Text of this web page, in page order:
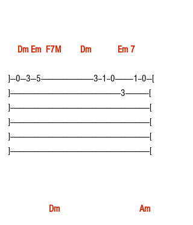
  Dm Em  F7M        Dm           Em 7
]---0---3---5-----------------------------3--1--0----------1--0---[
]-------------------------------------------------------------3-------------[
]-----------------------------------------------------------------------------[
]-----------------------------------------------------------------------------[
]-----------------------------------------------------------------------------[
]-----------------------------------------------------------------------------[
Dm                                 Am